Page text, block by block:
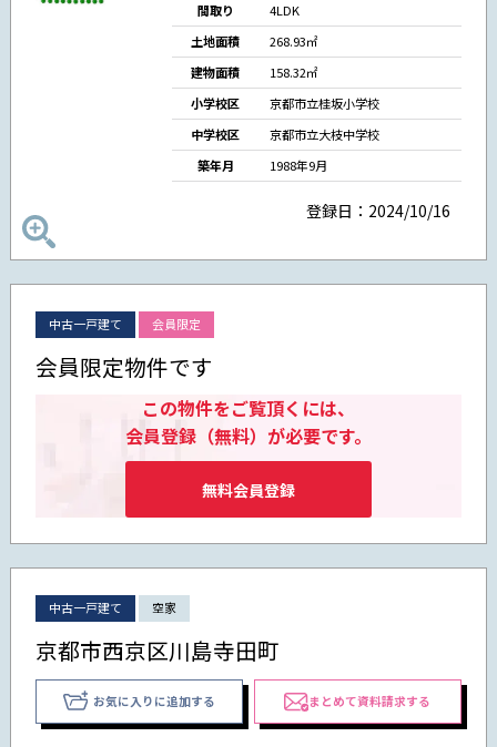
間取り
4LDK
土地面積
268.93㎡
建物面積
158.32㎡
小学校区
京都市立桂坂小学校
中学校区
京都市立大枝中学校
築年月
1988年9月
登録日：2024/10/16
中古一戸建て 会員限定
会員限定物件です
この物件をご覧頂くには、
会員登録（無料）が必要です。
無料会員登録
中古一戸建て 空家
京都市西京区川島寺田町
お気に入りに追加する まとめて資料請求する